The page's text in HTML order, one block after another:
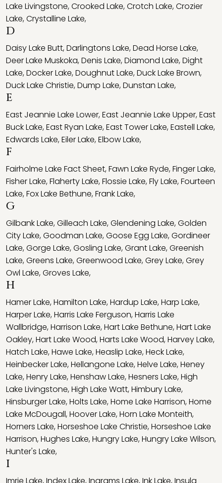
Lake Livingstone,Crooked Lake,Crotch Lake,Crozier
Lake,Crystalline Lake,
D
Daisy Lake Butt,Darlingtons Lake,Dead Horse Lake,
Deer Lake Muskoka,Denis Lake,Diamond Lake,Dight
Lake,Docker Lake,Doughnut Lake,Duck Lake Brown,
Duck Lake Christie,Dump Lake,Dunstan Lake,
E
East Jeannie Lake Lower,East Jeannie Lake Upper,East
Buck Lake,East Ryan Lake,East Tower Lake,Eastell Lake,
Edwards Lake,Eiler Lake,Elbow Lake,
F
Fairholme Lake Fact Sheet,Fawn Lake Ryde,Finger Lake,
Fisher Lake,Flaherty Lake,Flossie Lake,Fly Lake,Fourteen
Lake,Fox Lake Bethune,Frank Lake,
G
Gilbank Lake,Gilleach Lake,Glendening Lake,Golden
City Lake,Goodman Lake,Goose Egg Lake,Gordineer
Lake,Gorge Lake,Gosling Lake,Grant Lake,Greenish
Lake,Greens Lake,Greenwood Lake,Grey Lake,Grey
Owl Lake,Groves Lake,
H
Hamer Lake,Hamilton Lake,Hardup Lake,Harp Lake,
Harper Lake,Harris Lake Ferguson,Harris Lake
Wallbridge,Harrison Lake,Hart Lake Bethune,Hart Lake
Oakley,Hart Lake Wood,Harts Lake Wood,Harvey Lake,
Hatch Lake,Hawe Lake,Heaslip Lake,Heck Lake,
Heinbecker Lake,Hellangone Lake,Helve Lake,Heney
Lake,Henry Lake,Henshaw Lake,Hesners Lake,High
Lake Livingstone,High Lake Watt,Himbury Lake,
Hinsburger Lake,Holts Lake,Home Lake Harrison,Home
Lake McDougall,Hoover Lake,Horn Lake Monteith,
Horners Lake,Horseshoe Lake Christie,Horseshoe Lake
Harrison,Hughes Lake,Hungry Lake,Hungry Lake Wilson,
Hunter's Lake,
I